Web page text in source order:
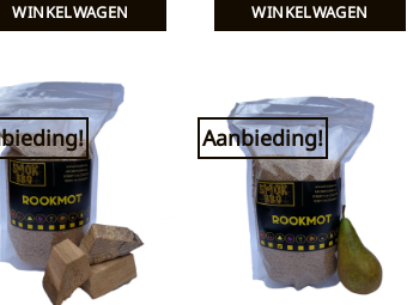
WINKELWAGEN
WINKELWAGEN
Toevoegen
verlanglijst
Aanbieding!
Toevoegen
verlanglijst